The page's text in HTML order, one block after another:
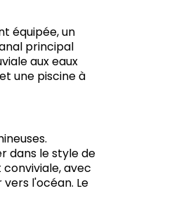
équipée, un
principal
aux eaux
une piscine à
dans le style de
avec
l'océan. Le